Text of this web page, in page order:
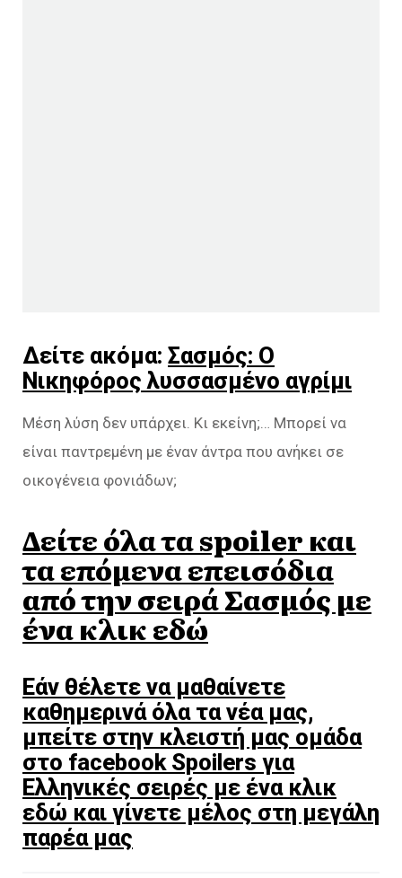
Δείτε ακόμα: Σασμός: Ο
Νικηφόρος λυσσασμένο αγρίμι
Μέση λύση δεν υπάρχει. Κι εκείνη;… Μπορεί να
είναι παντρεμένη με έναν άντρα που ανήκει σε
οικογένεια φονιάδων;
Δείτε όλα τα spoiler και
τα επόμενα επεισόδια
από την σειρά Σασμός με
ένα κλικ εδώ
Εάν θέλετε να μαθαίνετε
καθημερινά όλα τα νέα μας,
μπείτε στην κλειστή μας ομάδα
στο facebook Spoilers για
Ελληνικές σειρές με ένα κλικ
εδώ και γίνετε μέλος στη μεγάλη
παρέα μας